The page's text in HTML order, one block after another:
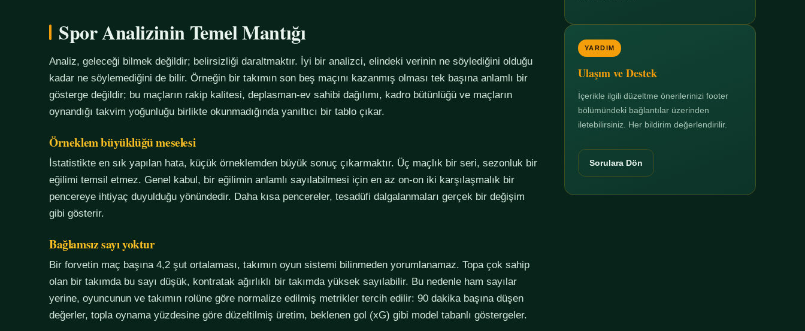
Spor Analizinin Temel Mantığı
Analiz, geleceği bilmek değildir; belirsizliği daraltmaktır. İyi bir analizci, elindeki verinin ne söylediğini olduğu
kadar ne söylemediğini de bilir. Örneğin bir takımın son beş maçını kazanmış olması tek başına anlamlı bir
gösterge değildir; bu maçların rakip kalitesi, deplasman-ev sahibi dağılımı, kadro bütünlüğü ve maçların
oynandığı takvim yoğunluğu birlikte okunmadığında yanıltıcı bir tablo çıkar.
Örneklem büyüklüğü meselesi
İstatistikte en sık yapılan hata, küçük örneklemden büyük sonuç çıkarmaktır. Üç maçlık bir seri, sezonluk bir
eğilimi temsil etmez. Genel kabul, bir eğilimin anlamlı sayılabilmesi için en az on-on iki karşılaşmalık bir
pencereye ihtiyaç duyulduğu yönündedir. Daha kısa pencereler, tesadüfi dalgalanmaları gerçek bir değişim
gibi gösterir.
Bağlamsız sayı yoktur
Bir forvetin maç başına 4,2 şut ortalaması, takımın oyun sistemi bilinmeden yorumlanamaz. Topa çok sahip
olan bir takımda bu sayı düşük, kontratak ağırlıklı bir takımda yüksek sayılabilir. Bu nedenle ham sayılar
yerine, oyuncunun ve takımın rolüne göre normalize edilmiş metrikler tercih edilir: 90 dakika başına düşen
değerler, topla oynama yüzdesine göre düzeltilmiş üretim, beklenen gol (xG) gibi model tabanlı göstergeler.
YARDIM
Ulaşım ve Destek
İçerikle ilgili düzeltme önerilerinizi footer
bölümündeki bağlantılar üzerinden
iletebilirsiniz. Her bildirim değerlendirilir.
Sorulara Dön